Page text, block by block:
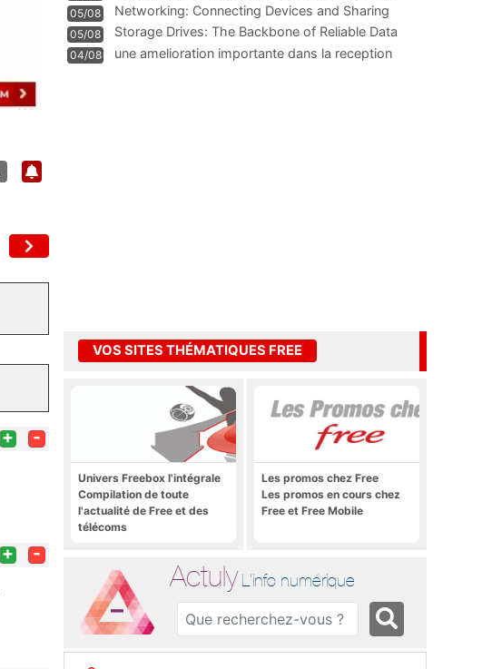
+ -
+ -
05/08
Networking: Connecting Devices and Sharing
Information
05/08
Storage Drives: The Backbone of Reliable Data
Management
04/08
une amelioration importante dans la reception
VOS SITES THÉMATIQUES FREE
Univers Freebox l'intégrale
Compilation de toute
l'actualité de Free et des
télécoms
Les promos chez Free
Les promos en cours chez
Free et Free Mobile
Actuly L'info numérique